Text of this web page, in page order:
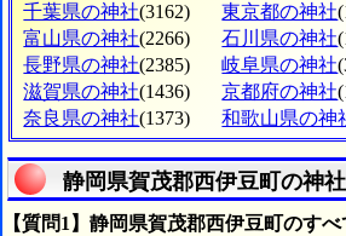
千葉県の神社(3162) 東京都の神社
富山県の神社(2266) 石川県の神社
長野県の神社(2385) 岐阜県の神社
滋賀県の神社(1436) 京都府の神社
奈良県の神社(1373) 和歌山県の神
静岡県賀茂郡西伊豆町の神
【質問1】静岡県賀茂郡西伊豆町のす